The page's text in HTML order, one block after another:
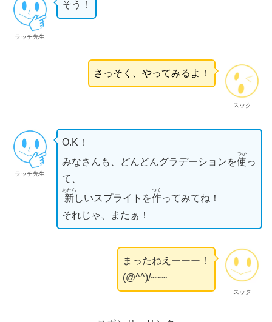
ラッチ先生
そう！
スック
さっそく、やってみるよ！
ラッチ先生
O.K！
みなさんも、どんどんグラデーションを使
つか
っ
て、
新
あたら
しいスプライトを作
つく
ってみてね！
それじゃ、またぁ！
スック
まったねえーーー！
(@^^)/~~~